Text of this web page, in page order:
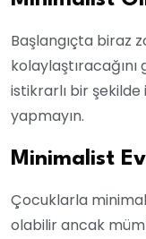
Başlangıçta biraz
istikrarlı bir
yapmayın.
Minimalist
Çocuklarla
olabilir ancak